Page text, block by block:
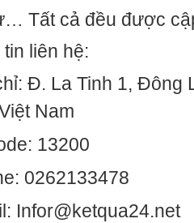
Tất cả đều được
liên hệ:
Đ. La Tinh 1, Đông
Nam
13200
0262133478
Infor@ketqua24.net